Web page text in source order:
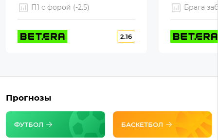
П1 с форой (-2.5)
2.16
Брага
Прогнозы
ФУТБОЛ БАСКЕТБОЛ